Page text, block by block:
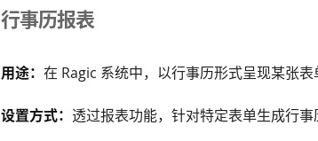
行事历报表
用途： 在 Ragic 系统中，以行事历形式呈现某张
设置方式： 透过报表功能，针对特定表单生成行事